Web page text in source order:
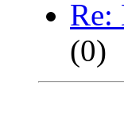
Re:
(0)